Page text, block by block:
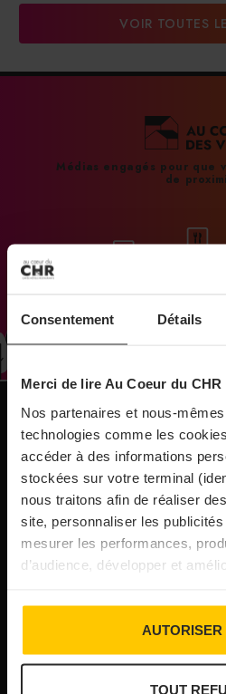
Consentement Détails
Merci de lire Au Coeur du CHR
Nos partenaires et nous-
technologies comme les
accéder à des informations
stockées sur votre terminal
nous traitons afin de réaliser
site, personnaliser les
mesurer les performances,
d’audience, développer et
AUTORISER
TOUT
DalterFood Group
31/07/
La Liste : La Réserve
maison de
31/07/
Vins fins : la Chine
31/07/
Brasserie Dupont : la
que…
Incendies : l’aide
pour les indépendants,
VOIR TOUTES
Médias engagés pour que
de
NOS